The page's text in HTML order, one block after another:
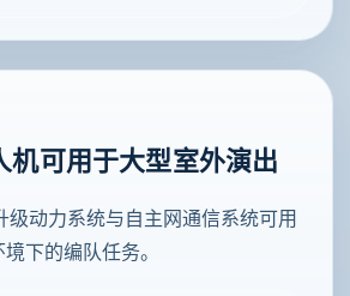
机可用于大型室外演出
级动力系统与自主网通信系统可用
下的编队任务。